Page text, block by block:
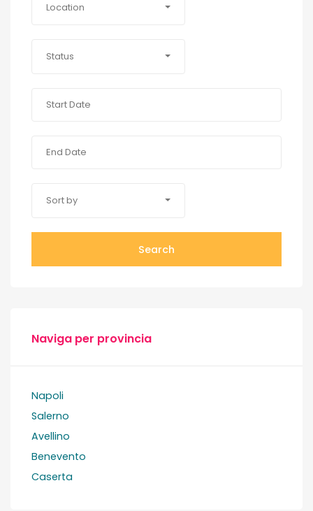
Location
Status
Sort by
Search
Naviga per provincia
Napoli
Salerno
Avellino
Benevento
Caserta